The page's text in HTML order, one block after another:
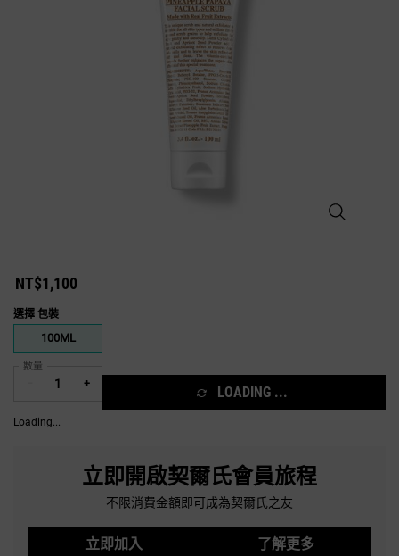
鳳梨木瓜去
NT$1,100
選擇 包裝
Selected
100ML
, 1 of 1
數量
+ LOADING ...
Loading...
立即開啟契爾氏會員旅程
不限消費金額即可成為契爾氏之友
立即加入 了解更多